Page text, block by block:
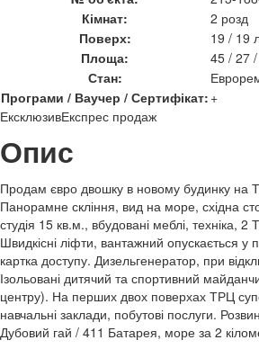
Кімнат:
2 розд
Поверх:
19 / 19
Площа:
45 / 27
Стан:
Програми / Ваучер / Сертифікат: +
ЕксклюзивЕкспрес продаж
Опис
Продам євро двошку в новому будинку на
Панорамне скління, вид на море, східна
студія 15 кв.м., вбудовані меблі,
Швидкісні ліфти, вантажний опускається
картка доступу. Дизельгенератор, при
Ізольовані дитячий та спортивний
центру). На перших двох поверхах ТРЦ
навчальні заклади, побутові послуги.
Дубовий гай / 411 Батарея, море за 2